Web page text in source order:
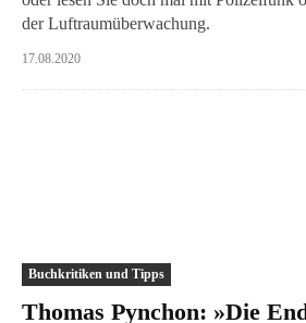
der Luftraumüberwachung.
17.08.2020
Buchkritiken und Tipps
Thomas Pynchon: »Die